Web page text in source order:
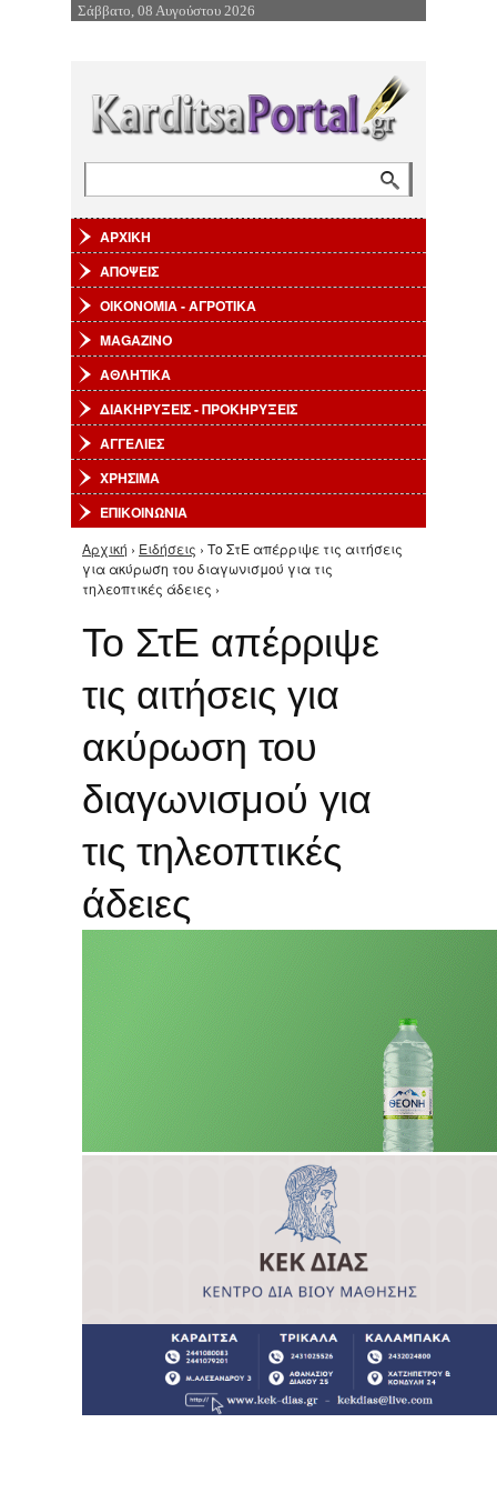
Επιστροφή στην Πλοήγηση
Σάββατο, 08 Αυγούστου 2026
ΑΡΧΙΚΗ
ΑΠΟΨΕΙΣ
ΟΙΚΟΝΟΜΙΑ - ΑΓΡΟΤΙΚΑ
MAGAZINO
ΑΘΛΗΤΙΚΑ
ΔΙΑΚΗΡΥΞΕΙΣ - ΠΡΟΚΗΡΥΞΕΙΣ
ΑΓΓΕΛΙΕΣ
ΧΡΗΣΙΜΑ
ΕΠΙΚΟΙΝΩΝΙΑ
Είστε εδώ
Αρχική › Ειδήσεις › Το ΣτΕ απέρριψε τις αιτήσεις
για ακύρωση του διαγωνισμού για τις
τηλεοπτικές άδειες ›
Το ΣτΕ απέρριψε
τις αιτήσεις για
ακύρωση του
διαγωνισμού για
τις τηλεοπτικές
άδειες